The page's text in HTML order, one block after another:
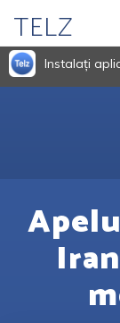
TELZ
Instalați